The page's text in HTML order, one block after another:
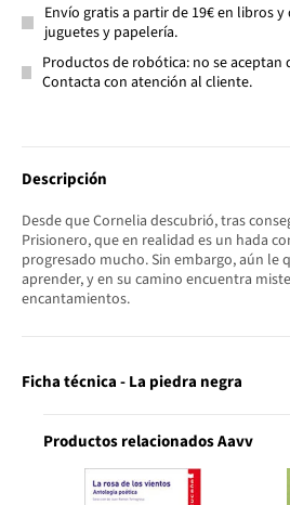
Envío gratis a partir de 19€ en libros
juguetes y papelería.
Productos de robótica: no se
Contacta con atención al cliente.
Descripción
Desde que Cornelia descubrió, tras
Prisionero, que en realidad es un hada
progresado mucho. Sin embargo, aún le
aprender, y en su camino encuentra
encantamientos.
Ficha técnica - La piedra negra
Productos relacionados Aavv